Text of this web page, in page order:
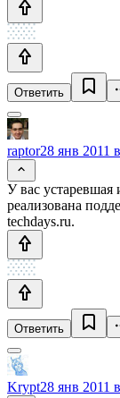
Ответить
raptor28 янв 2011
У вас
реализована
techdays.ru.
Ответить
Krypt28 янв 2011